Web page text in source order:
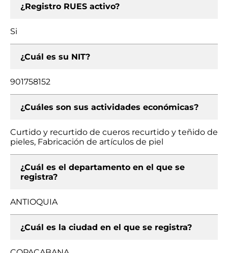
¿Registro RUES activo?
Si
¿Cuál es su NIT?
901758152
¿Cuáles son sus actividades económicas?
Curtido y recurtido de cueros recurtido y teñido de
pieles, Fabricación de artículos de piel
¿Cuál es el departamento en el que se
registra?
ANTIOQUIA
¿Cuál es la ciudad en el que se registra?